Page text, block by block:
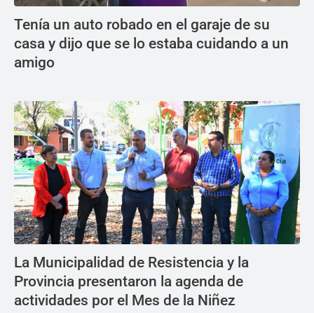
Tenía un auto robado en el garaje de su
casa y dijo que se lo estaba cuidando a un
amigo
La Municipalidad de Resistencia y la
Provincia presentaron la agenda de
actividades por el Mes de la Niñez